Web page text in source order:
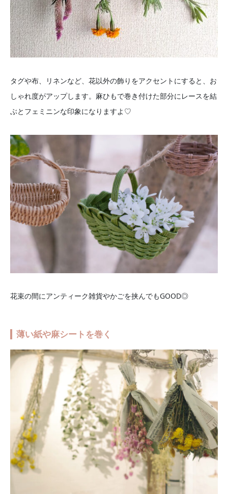
タグや布、リネンなど、花以外の飾りをアクセントにすると、お
しゃれ度がアップします。麻ひもで巻き付けた部分にレースを結
ぶとフェミニンな印象になりますよ♡
花束の間にアンティーク雑貨やかごを挟んでもGOOD◎
薄い紙や麻シートを巻く